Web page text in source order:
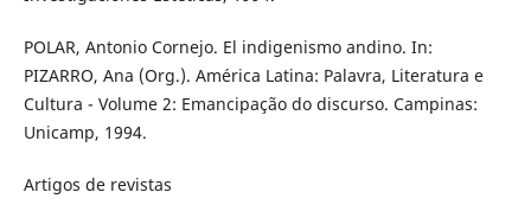
POLAR, Antonio Cornejo. El indigenismo andino. In:
PIZARRO, Ana (Org.). América Latina: Palavra, Literatura e
Cultura - Volume 2: Emancipação do discurso. Campinas:
Unicamp, 1994.
Artigos de revistas